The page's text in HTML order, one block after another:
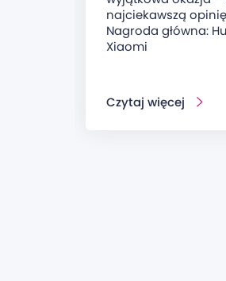
najciekawszą
Nagroda główna:
Xiaomi
Czytaj więcej